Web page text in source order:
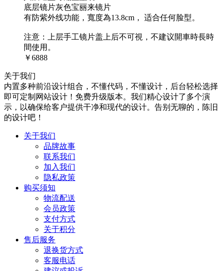
底层镜片灰色宝丽来镜片
有防紫外线功能，寬度為13.8cm， 适合任何脸型。
注意：上层手工镜片盖上后不可視，不建议開車時長時
間使用。
￥6888
关于我们
内置多种前沿设计组合，不懂代码，不懂设计，后台轻松选择
即可定制网站设计！免费升级版本。我们精心设计了多个演
示，以确保给客户提供干净和现代的设计。告别无聊的，陈旧
的设计吧！
关于我们
品牌故事
联系我们
加入我们
隐私政策
购买须知
物流配送
会员政策
支付方式
关于积分
售后服务
退换货方式
客服电话